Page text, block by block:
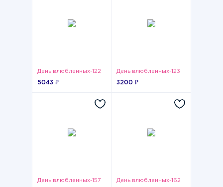
День влюбленных-122
5043 ₽
День влюбленных-123
3200 ₽
День влюбленных-157 День влюбленных-162